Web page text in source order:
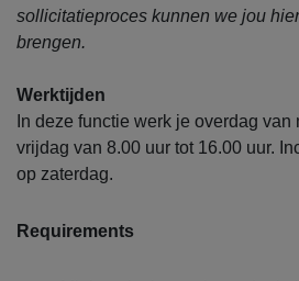
sollicitatieproces kunnen we jou
brengen.
Werktijden
In deze functie werk je overdag van
vrijdag van 8.00 uur tot 16.00 uur.
op zaterdag.
Requirements